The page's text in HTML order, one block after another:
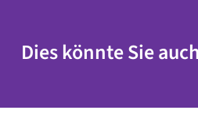
Dies könnte Sie